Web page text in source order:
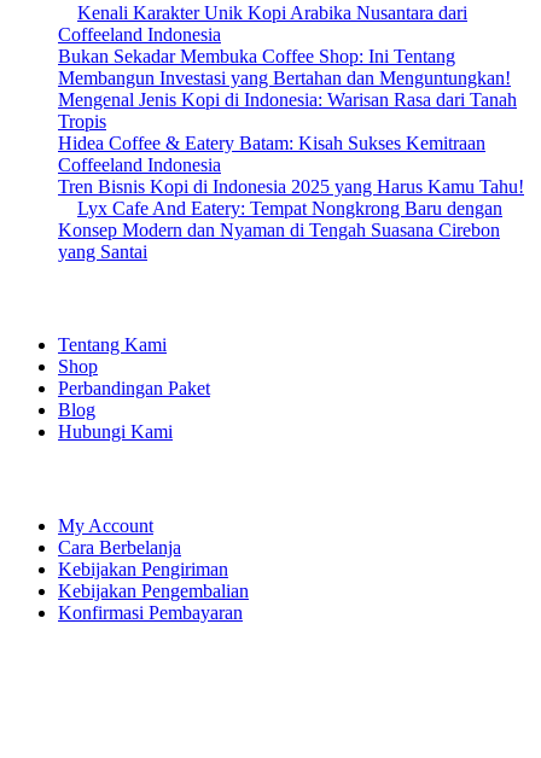
Kenali Karakter Unik Kopi Arabika Nusantara dari
Coffeeland Indonesia
Bukan Sekadar Membuka Coffee Shop: Ini Tentang
Membangun Investasi yang Bertahan dan Menguntungkan!
Mengenal Jenis Kopi di Indonesia: Warisan Rasa dari Tanah
Tropis
Hidea Coffee & Eatery Batam: Kisah Sukses Kemitraan
Coffeeland Indonesia
Tren Bisnis Kopi di Indonesia 2025 yang Harus Kamu Tahu!
Lyx Cafe And Eatery: Tempat Nongkrong Baru dengan
Konsep Modern dan Nyaman di Tengah Suasana Cirebon
yang Santai
Tentang Kami
Shop
Perbandingan Paket
Blog
Hubungi Kami
My Account
Cara Berbelanja
Kebijakan Pengiriman
Kebijakan Pengembalian
Konfirmasi Pembayaran